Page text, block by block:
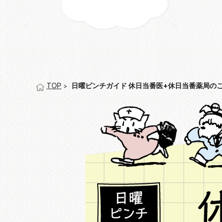
TOP 日曜ピンチガイド 休日当番医+休日当番薬局の